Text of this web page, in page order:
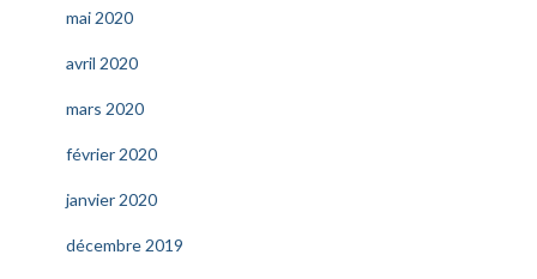
mai 2020
avril 2020
mars 2020
février 2020
janvier 2020
décembre 2019